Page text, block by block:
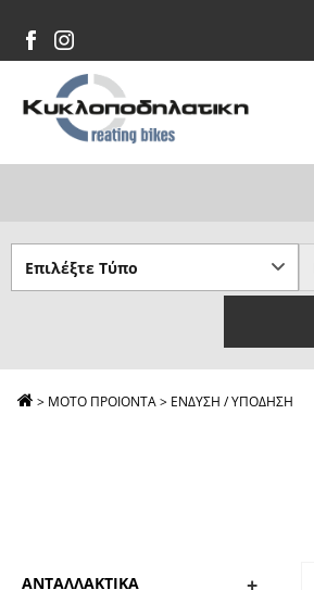
> ΜΟΤΟ ΠΡΟΙΟΝΤΑ> ΕΝΔΥΣΗ / ΥΠΟΔΗΣΗ
ΑΝΤΑΛΛΑΚΤΙΚΑ